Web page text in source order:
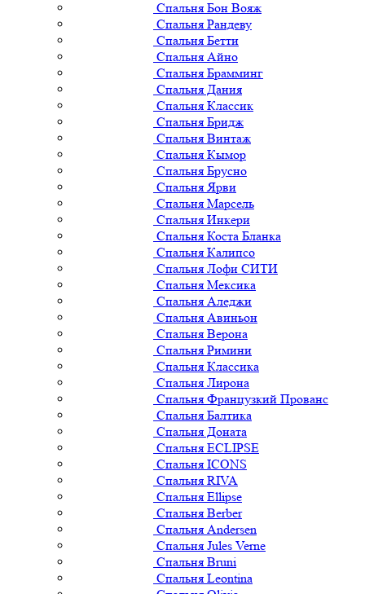
Спальня Бон Вояж
Спальня Рандеву
Спальня Бетти
Спальня Айно
Спальня Брамминг
Спальня Дания
Спальня Классик
Спальня Бридж
Спальня Винтаж
Спальня Кымор
Спальня Брусно
Спальня Ярви
Спальня Марсель
Спальня Инкери
Спальня Коста Бланка
Спальня Калипсо
Спальня Лофи СИТИ
Спальня Мексика
Спальня Аледжи
Спальня Авиньон
Спальня Верона
Спальня Римини
Спальня Классика
Спальня Лирона
Спальня Французкий Прованс
Спальня Балтика
Спальня Доната
Спальня ECLIPSE
Спальня ICONS
Спальня RIVA
Спальня Ellipse
Спальня Berber
Спальня Andersen
Спальня Jules Verne
Спальня Bruni
Спальня Leontina